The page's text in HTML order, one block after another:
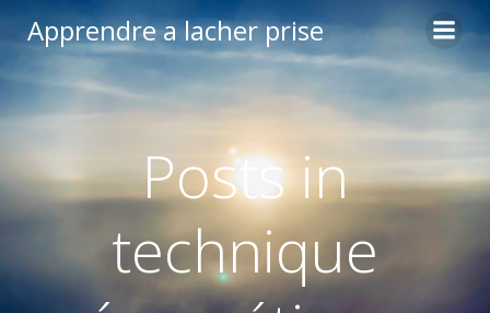
Aller
au
contenu
Apprendre a lacher prise
Posts in
technique